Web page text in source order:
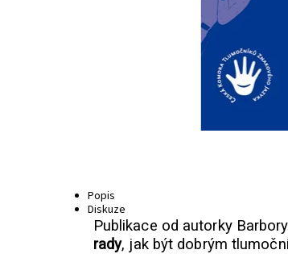
Popis
Diskuze
Publikace od autorky
rady, jak být dobrým